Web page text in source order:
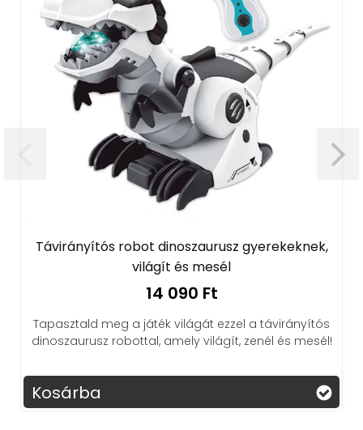
robot dinoszaurusz gyerekeknek,
világít és mesél
meg a játék világát ezzel a távirányítós
robottal, amely világít, zenél és mesél!
Éld át a
távirányítós
Kosárba